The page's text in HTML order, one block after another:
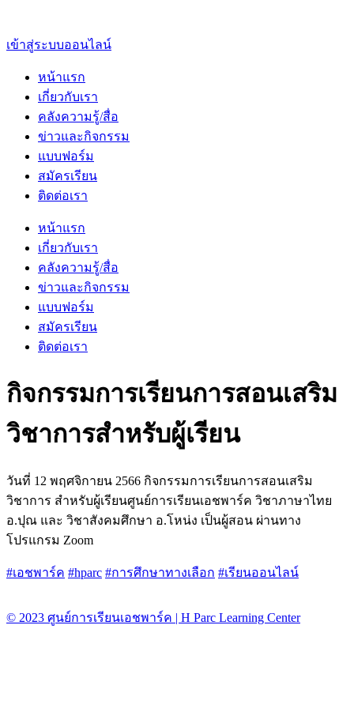
เข้าสู่ระบบออนไลน์
หน้าแรก
เกี่ยวกับเรา
คลังความรู้/สื่อ
ข่าวและกิจกรรม
แบบฟอร์ม
สมัครเรียน
ติดต่อเรา
หน้าแรก
เกี่ยวกับเรา
คลังความรู้/สื่อ
ข่าวและกิจกรรม
แบบฟอร์ม
สมัครเรียน
ติดต่อเรา
กิจกรรมการเรียนการสอนเสริม
วิชาการสำหรับผู้เรียน
วันที่ 12 พฤศจิกายน 2566 กิจกรรมการเรียนการสอนเสริม
วิชาการ สำหรับผู้เรียนศูนย์การเรียนเอชพาร์ค วิชาภาษาไทย
อ.ปุณ และ วิชาสังคมศึกษา อ.โหน่ง เป็นผู้สอน ผ่านทาง
โปรแกรม Zoom
#เอชพาร์ค #hparc #การศึกษาทางเลือก #เรียนออนไลน์
© 2023 ศูนย์การเรียนเอชพาร์ค | H Parc Learning Center